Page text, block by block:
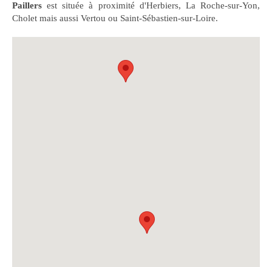
Paillers est située à proximité d'Herbiers, La Roche-sur-Yon,
Cholet mais aussi Vertou ou Saint-Sébastien-sur-Loire.